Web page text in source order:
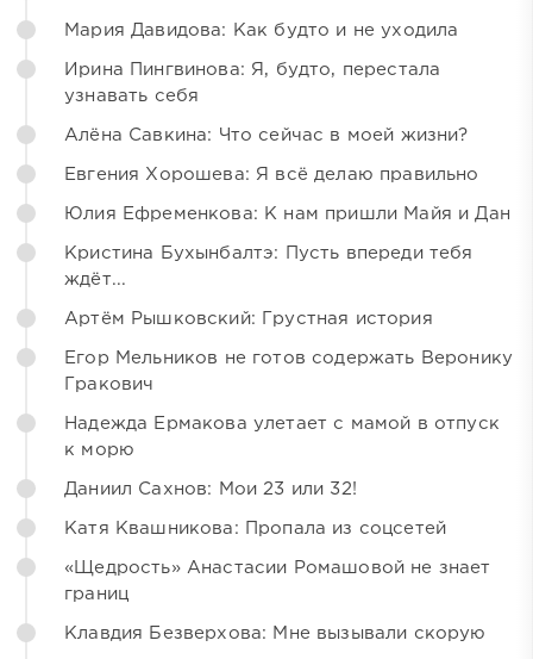
Мария Давидова: Как будто и не уходила
Ирина Пингвинова: Я, будто, перестала
узнавать себя
Алёна Савкина: Что сейчас в моей жизни?
Евгения Хорошева: Я всё делаю правильно
Юлия Ефременкова: К нам пришли Майя и Дан
Кристина Бухынбалтэ: Пусть впереди тебя
ждёт...
Артём Рышковский: Грустная история
Егор Мельников не готов содержать Веронику
Гракович
Надежда Ермакова улетает с мамой в отпуск
к морю
Даниил Сахнов: Мои 23 или 32!
Катя Квашникова: Пропала из соцсетей
«Щедрость» Анастасии Ромашовой не знает
границ
Клавдия Безверхова: Мне вызывали скорую